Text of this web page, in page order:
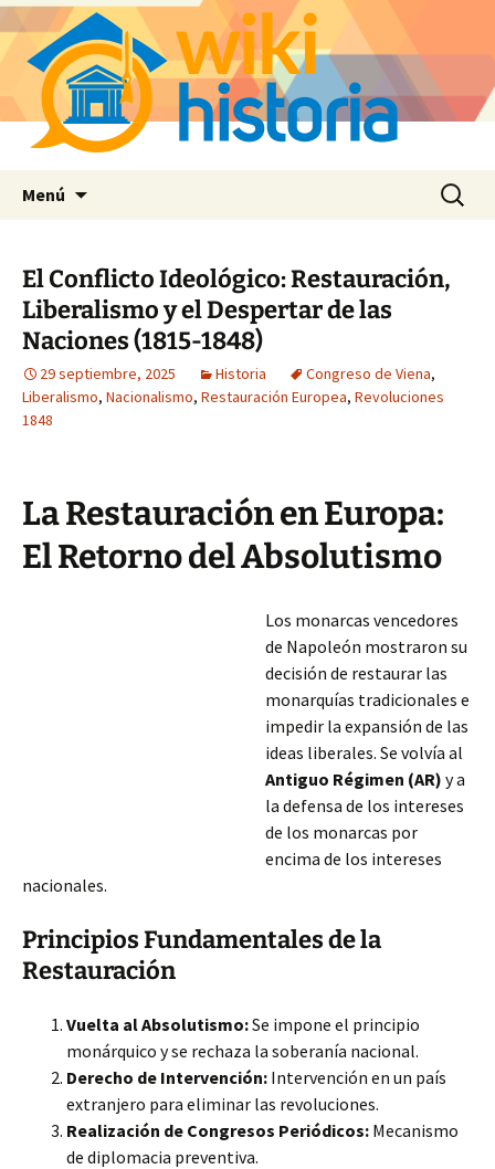
Menú Buscar:
El Conflicto Ideológico: Restauración,
Liberalismo y el Despertar de las
Naciones (1815-1848)
29 septiembre, 2025 Historia Congreso de Viena,
Liberalismo, Nacionalismo, Restauración Europea, Revoluciones
1848
La Restauración en Europa:
El Retorno del Absolutismo
Los monarcas vencedores
de Napoleón mostraron su
decisión de restaurar las
monarquías tradicionales e
impedir la expansión de las
ideas liberales. Se volvía al
Antiguo Régimen (AR) y a
la defensa de los intereses
de los monarcas por
encima de los intereses
nacionales.
Principios Fundamentales de la
Restauración
Vuelta al Absolutismo:Se impone el principio
monárquico y se rechaza la soberanía nacional.
Derecho de Intervención: Intervención en un país
extranjero para eliminar las revoluciones.
Realización de Congresos Periódicos: Mecanismo
de diplomacia preventiva.